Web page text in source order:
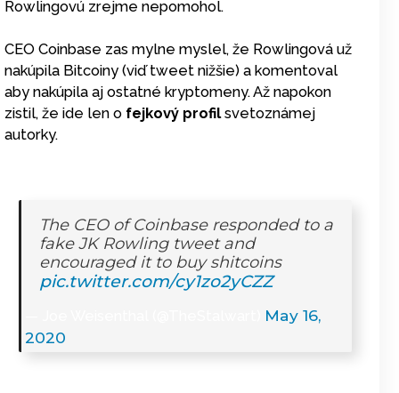
Rowlingovú zrejme nepomohol.
CEO Coinbase zas mylne myslel, že Rowlingová už
nakúpila Bitcoiny (viď tweet nižšie) a komentoval
aby nakúpila aj ostatné kryptomeny. Až napokon
zistil, že ide len o fejkový profilsvetoznámej
autorky.
The CEO of Coinbase responded to a
fake JK Rowling tweet and
encouraged it to buy shitcoins
pic.twitter.com/cy1zo2yCZZ
May 16,
2020